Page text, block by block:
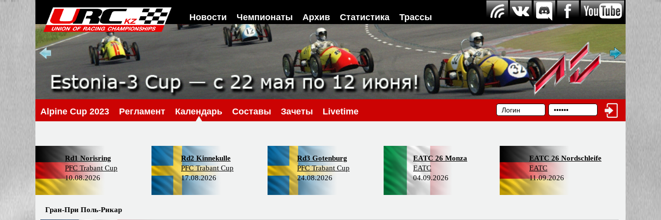
Новости Чемпионаты Архив Статистика Трассы
Alpine Cup 2023 Регламент Календарь Составы Зачеты Livetime
Rd1 Norisring
PFC Trabant Cup
10.08.2026
Rd2 Kinnekulle
PFC Trabant Cup
17.08.2026
Rd3 Gotenburg
PFC Trabant Cup
24.08.2026
EATC 26 Monza
EATC
04.09.2026
EATC 26 Nordschleife
EATC
11.09.2026
Гран-При Поль-Рикар